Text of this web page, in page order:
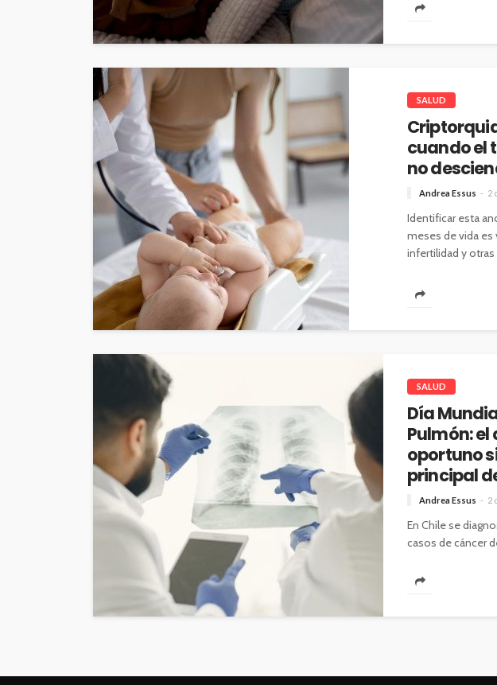
SALUD
cuando el
no
Andrea Essus 2
Identificar esta
meses de vida es
infertilidad y
SALUD
Día
Pulmón:
oportuno
principal
Andrea Essus 2
En Chile se
casos de cáncer